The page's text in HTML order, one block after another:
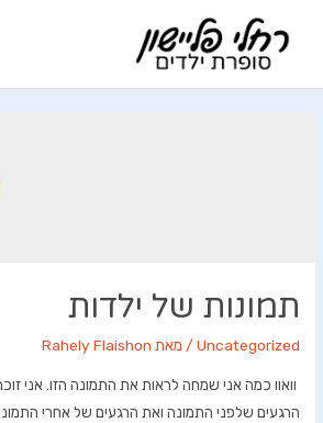
תמונות של ילדות
Uncategorized / מאת Rahely Flaishon
וואוו כמה אני שמחה לראות את התמונה הזו. אני
הרגעים שלפני התמונה ואת הרגעים של אחרי